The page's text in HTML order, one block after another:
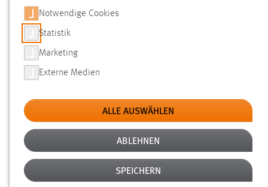
SUCHE
FILTER
Typ
Erstellungsdatum
Alter
Notwendige Cookies
Statistik
Marketing
Externe Medien
ALLE AUSWÄHLEN
ABLEHNEN
SPEICHERN